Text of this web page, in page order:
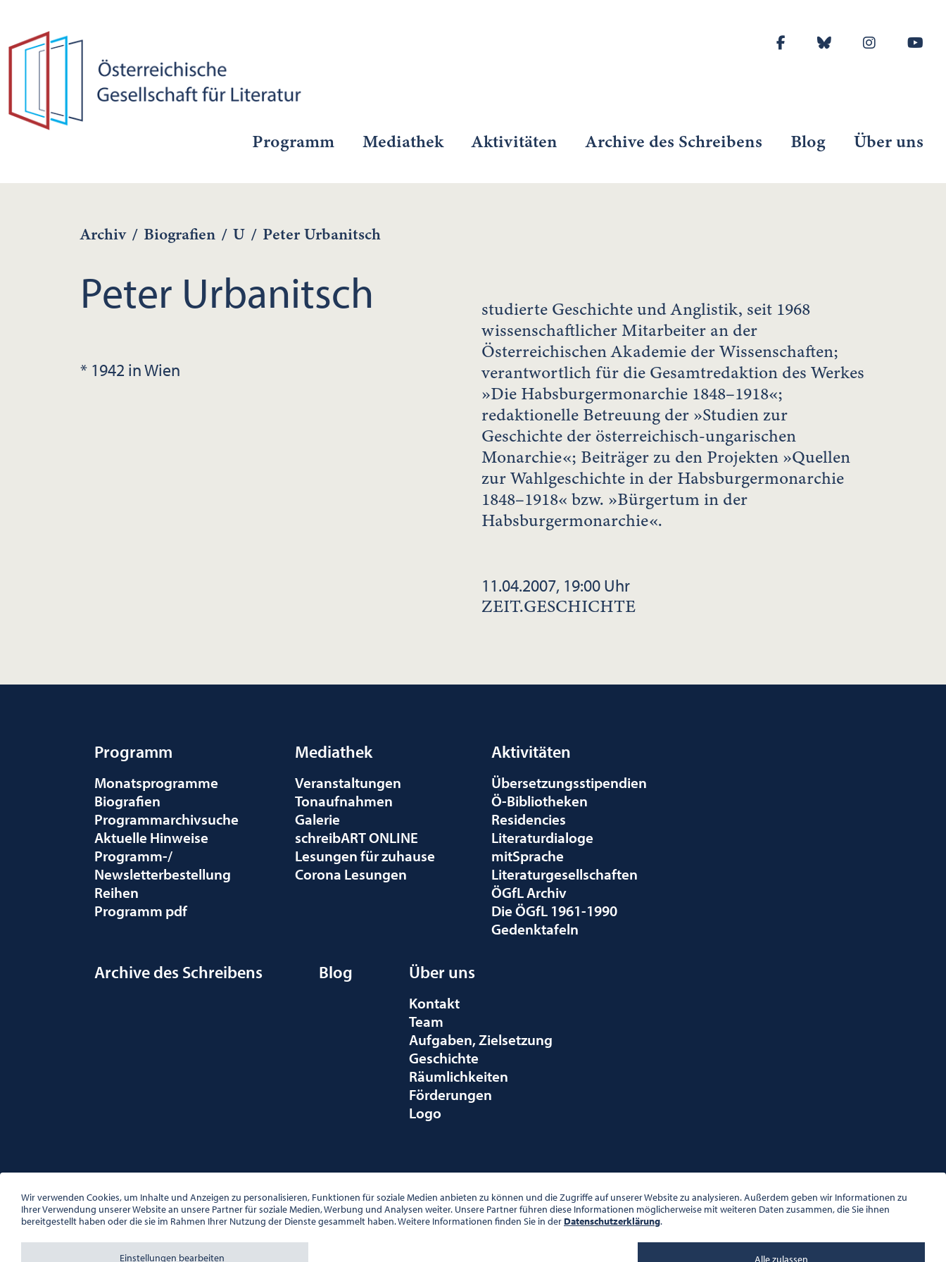
Programm Mediathek Aktivitäten Archive des Schreibens Blog Über uns
Archiv / Biografien / U / Peter Urbanitsch
Peter Urbanitsch
* 1942 in Wien
studierte Geschichte und Anglistik, seit 1968
wissenschaftlicher Mitarbeiter an der
Österreichischen Akademie der Wissenschaften;
verantwortlich für die Gesamtredaktion des Werkes
»Die Habsburgermonarchie 1848–1918«;
redaktionelle Betreuung der »Studien zur
Geschichte der österreichisch-ungarischen
Monarchie«; Beiträger zu den Projekten »Quellen
zur Wahlgeschichte in der Habsburgermonarchie
1848–1918« bzw. »Bürgertum in der
Habsburgermonarchie«.
11.04.2007, 19:00 Uhr
ZEIT.GESCHICHTE
Programm
Monatsprogramme
Biografien
Programmarchivsuche
Aktuelle Hinweise
Programm-/
Newsletterbestellung
Reihen
Programm pdf
Mediathek
Veranstaltungen
Tonaufnahmen
Galerie
schreibART ONLINE
Lesungen für zuhause
Corona Lesungen
Aktivitäten
Übersetzungsstipendien
Ö-Bibliotheken
Residencies
Literaturdialoge
mitSprache
Literaturgesellschaften
ÖGfL Archiv
Die ÖGfL 1961-1990
Gedenktafeln
Archive des Schreibens Blog Über uns
Kontakt
Team
Aufgaben, Zielsetzung
Geschichte
Räumlichkeiten
Förderungen
Logo
PALAIS WILCZEK, HERRENGASSE 5, STIEGE 1, 2. STOCK, 1010 WIEN
TEL. + 43 1 533 81 59
OFFICE(AT)OGL.AT
BÜROZEITEN: MO – DO 10:00 – 16:00 UHR, FR 10:00 – 13:00 UHR
Wir verwenden Cookies, um Inhalte und Anzeigen zu personalisieren, Funktionen für soziale Medien anbieten zu können und die Zugriffe auf unserer Website zu analysieren. Außerdem geben wir Informationen zu
Ihrer Verwendung unserer Website an unsere Partner für soziale Medien, Werbung und Analysen weiter. Unsere Partner führen diese Informationen möglicherweise mit weiteren Daten zusammen, die Sie ihnen
bereitgestellt haben oder die sie im Rahmen Ihrer Nutzung der Dienste gesammelt haben. Weitere Informationen finden Sie in der Datenschutzerklärung.
Einstellungen bearbeiten
Ablehnen Alle zulassen